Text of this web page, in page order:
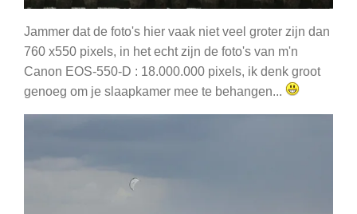
Jammer dat de foto's hier vaak niet veel groter zijn dan
760 x550 pixels, in het echt zijn de foto's van m'n
Canon EOS-550-D : 18.000.000 pixels, ik denk groot
genoeg om je slaapkamer mee te behangen...